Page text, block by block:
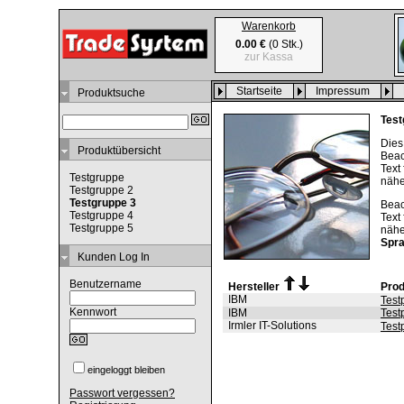
Warenkorb
0.00 €(0 Stk.)
zur Kassa
Produktsuche
Produktübersicht
Testgruppe
Testgruppe 2
Testgruppe 3
Testgruppe 4
Testgruppe 5
Kunden Log In
Benutzername
Kennwort
eingeloggt bleiben
Passwort vergessen?
Startseite Impressum
Hersteller
IBM
IBM
Irmler IT-Solutions